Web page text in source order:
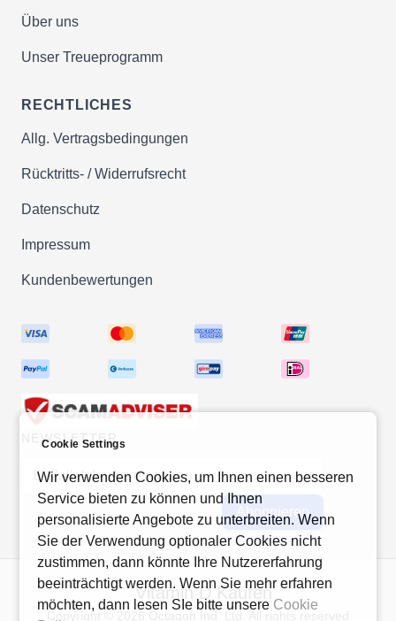
Über uns
Unser Treueprogramm
RECHTLICHES
Allg. Vertragsbedingungen
Rücktritts- / Widerrufsrecht
Datenschutz
Impressum
Kundenbewertungen
NEWSLETTER
Abonnieren
Vitamin D Kaufen
Copyright © 2026 Octagon Ind. Ltd. All rights reserved
Cookie Settings
Wir verwenden Cookies, um Ihnen einen besseren
Service bieten zu können und Ihnen
personalisierte Angebote zu unterbreiten. Wenn
Sie der Verwendung optionaler Cookies nicht
zustimmen, dann könnte Ihre Nutzererfahrung
beeinträchtigt werden. Wenn Sie mehr erfahren
möchten, dann lesen SIe bitte unsere Cookie